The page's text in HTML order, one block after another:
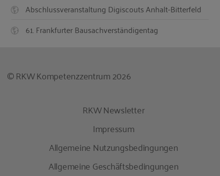
Abschlussveranstaltung Digiscouts Anhalt-Bitterfeld
61. Frankfurter Bausachverständigentag
© RKW Kompetenzzentrum 2026
RKW Newsletter
Impressum
Allgemeine Nutzungsbedingungen
Allgemeine Geschäftsbedingungen